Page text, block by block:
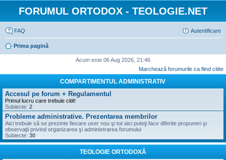
FORUMUL ORTODOX - TEOLOGIE.NET
FAQ Autentificare
Prima pagină
Acum este 06 Aug 2026, 21:46
Marchează forumurile ca fiind citite
COMPARTIMENTUL ADMINISTRATIV
Accesul pe forum + Regulamentul
Primul lucru care trebuie citit!
Subiecte: 2
Probleme administrative. Prezentarea membrilor
Aici trebuie să se prezinte fiecare user nou şi tot aici puteţi face diferite propuneri şi
observaţii privind organizarea şi administrarea forumului
Subiecte: 30
TEOLOGIE ORTODOXĂ